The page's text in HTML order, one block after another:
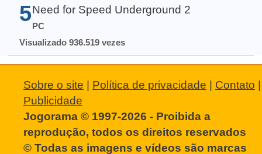
5 Need for Speed Underground 2
PC
Visualizado 936.519 vezes
Sobre o site | Política de privacidade | Contato |
Publicidade
Jogorama © 1997-2026 - Proibida a
reprodução, todos os direitos reservados
© Todas as imagens e vídeos são marcas